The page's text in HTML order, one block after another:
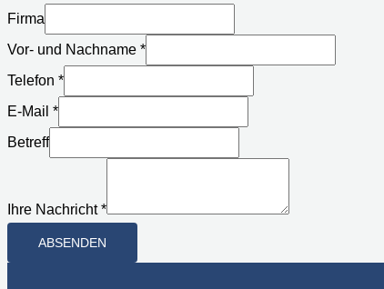
Firma
Vor- und Nachname *
Ihre
Firma
Telefon *
E-Mail *
Betreff
Ihre Nachricht*
ABSENDEN